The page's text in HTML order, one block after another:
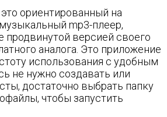
это ориентированный на
mp3-плеер,
версией своего
аналога. Это приложение
использования с удобным
не нужно создавать или
достаточно выбрать папку
чтобы запустить